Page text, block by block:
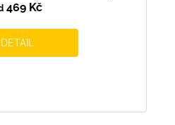
469 Kč
DETAIL